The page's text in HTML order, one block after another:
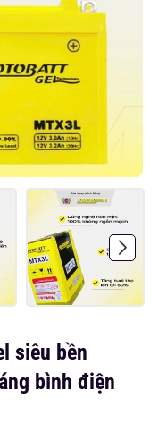
siêu bền
bình điện